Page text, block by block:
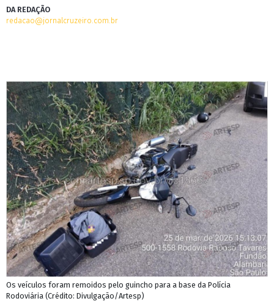
DA REDAÇÃO
redacao@jornalcruzeiro.com.br
Os veículos foram remoidos pelo guincho para a base da Polícia
Rodoviária (Crédito: Divulgação/Artesp)